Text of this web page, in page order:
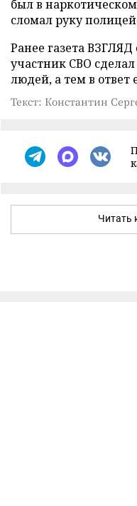
был в
сломал руку
Ранее газета
участник СВО
людей, а тем в ответ
Текст: Константин
Читать